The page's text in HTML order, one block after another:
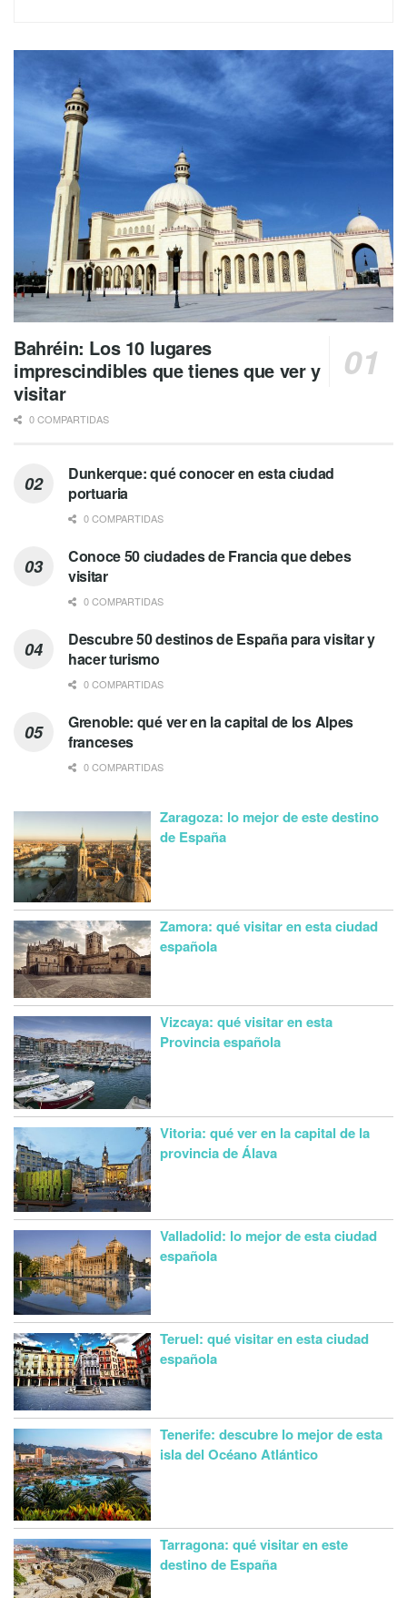
Bahréin: Los 10 lugares
imprescindibles que tienes que ver y
visitar
0 COMPARTIDAS
Dunkerque: qué conocer en esta ciudad
portuaria
0 COMPARTIDAS
Conoce 50 ciudades de Francia que debes
visitar
0 COMPARTIDAS
Descubre 50 destinos de España para visitar y
hacer turismo
0 COMPARTIDAS
Grenoble: qué ver en la capital de los Alpes
franceses
0 COMPARTIDAS
Zaragoza: lo mejor de este destino
de España
Zamora: qué visitar en esta ciudad
española
Vizcaya: qué visitar en esta
Provincia española
Vitoria: qué ver en la capital de la
provincia de Álava
Valladolid: lo mejor de esta ciudad
española
Teruel: qué visitar en esta ciudad
española
Tenerife: descubre lo mejor de esta
isla del Océano Atlántico
Tarragona: qué visitar en este
destino de España